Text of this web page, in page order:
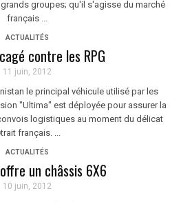
groupes; qu'il s'agisse du marché
français ...
ACTUALITÉS
contre les RPG
11 juin, 2012
le principal véhicule utilisé par les
"Ultima" est déployée pour assurer la
logistiques au moment du délicat
français. ...
ACTUALITÉS
un châssis 6X6
10 juin, 2012